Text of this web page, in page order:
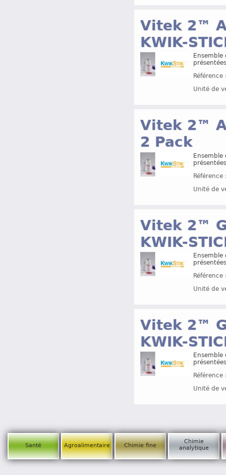
Vitek 2™
KWIK-
Ensemble
Unité de
Vitek 2™
2 Pack
Ensemble
Unité de
Vitek 2™
KWIK-
Ensemble
Unité de
Vitek 2™
KWIK-
Ensemble
Unité de
Santé Agroalimentaire Chimie fine
Chimie
analytique